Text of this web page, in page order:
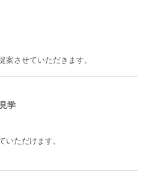
案させていただきます。
学
いただけます。